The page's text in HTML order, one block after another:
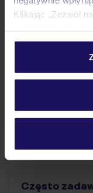
Klikając „Zezwól
personalizować
Szczegółowe
Pokoje
Ważne
Często